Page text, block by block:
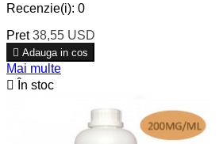
Recenzie(i): 0
Pret 38,55 USD
 Adauga in cos
Mai multe

În stoc